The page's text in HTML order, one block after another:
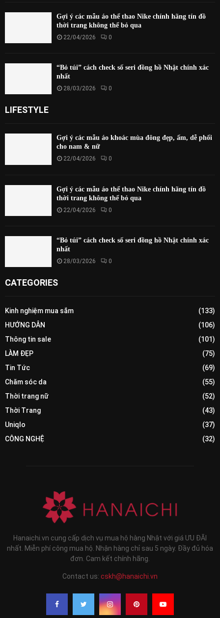
Gợi ý các mẫu áo thể thao Nike chính hãng tín đồ
thời trang không thể bỏ qua
22/04/2026 0
“Bỏ túi” cách check số seri đồng hồ Nhật chính xác
nhất
28/03/2026 0
LIFESTYLE
Gợi ý các mẫu áo khoác mùa đông đẹp, ấm, dễ phối
cho nam & nữ
22/04/2026 0
Gợi ý các mẫu áo thể thao Nike chính hãng tín đồ
thời trang không thể bỏ qua
22/04/2026 0
“Bỏ túi” cách check số seri đồng hồ Nhật chính xác
nhất
28/03/2026 0
CATEGORIES
Kinh nghiệm mua sắm
(133)
HƯỚNG DẪN
(106)
Thông tin sale
(101)
LÀM ĐẸP
(75)
Tin Tức
(69)
Chăm sóc da
(55)
Thời trang nữ
(52)
Thời Trang
(43)
Uniqlo
(37)
CÔNG NGHỆ
(32)
Hanaichi.vn cung cấp dịch vụ mua hộ hàng Nhật với giá ƯU ĐÃI
nhất. Miễn phí công mua hộ. Nhận hàng chỉ sau 5 ngày. Đầy đủ hóa
đơn. Cam kết chính hãng.
Contact us: cskh@hanaichi.vn